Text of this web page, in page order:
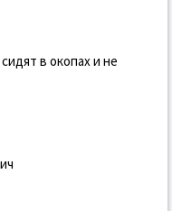
в окопах и не